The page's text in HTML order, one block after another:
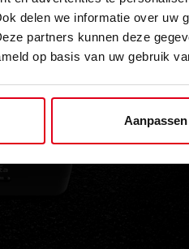
delen we informatie over uw
partners kunnen deze
op basis van uw gebruik
Aanpassen